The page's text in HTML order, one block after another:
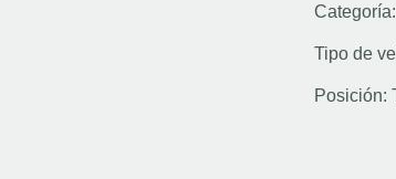
Categoría:
Tipo de
Posición: